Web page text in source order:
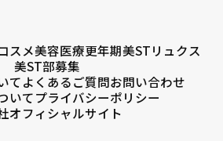
スメ美容医療更年期美STリュクス
美ST部募集
てよくあるご質問お問い合わせ
いてプライバシーポリシー
オフィシャルサイト